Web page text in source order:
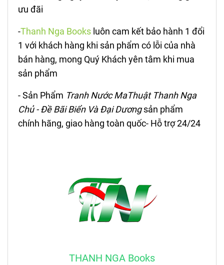
ưu đãi
-Thanh Nga Books luôn cam kết bảo hành 1 đổi
1 với khách hàng khi sản phẩm có lỗi của nhà
bán hàng, mong Quý Khách yên tâm khi mua
sản phẩm
-Sản Phẩm Tranh Nước MaThuậtThanh Nga
Chủ - Đề Bãi Biển Và Đại Dươngsản phẩm
chính hãng, giao hàng toàn quốc- Hỗ trợ 24/24
THANH NGA Books